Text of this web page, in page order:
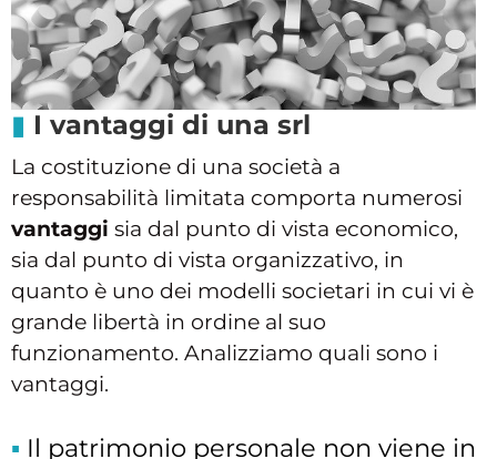
I vantaggi di una srl
La costituzione di una società a
responsabilità limitata comporta numerosi
vantaggi sia dal punto di vista economico,
sia dal punto di vista organizzativo, in
quanto è uno dei modelli societari in cui vi è
grande libertà in ordine al suo
funzionamento. Analizziamo quali sono i
vantaggi.
Il patrimonio personale non viene in